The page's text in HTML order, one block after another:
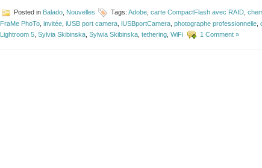
Posted in Balado Nouvelles Tags: Adobe carte CompactFlash avec RAID
FraMe PhoTo invitée iUSB port camera iUSBportCamera photographe professionnelle
Lightroom 5 Sylvia Skibinska Sylwia Skibinska tethering WiFi 1 Comment »